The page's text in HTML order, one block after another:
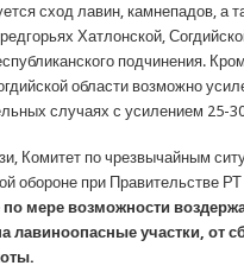
сход лавин, камнепадов, а
Хатлонской,
подчинения.
области возможно
случаях с усилением 25-
Комитет по чрезвычайным
обороне при Правительстве
по мере возможности
лавиноопасные участки, от